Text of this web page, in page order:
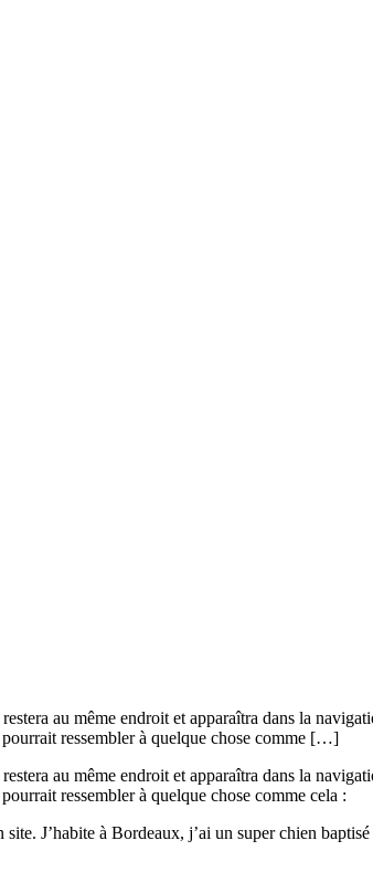
au même endroit et apparaîtra dans la
ressembler à quelque chose comme […]
au même endroit et apparaîtra dans la
ressembler à quelque chose comme cela :
J’habite à Bordeaux, j’ai un super chien